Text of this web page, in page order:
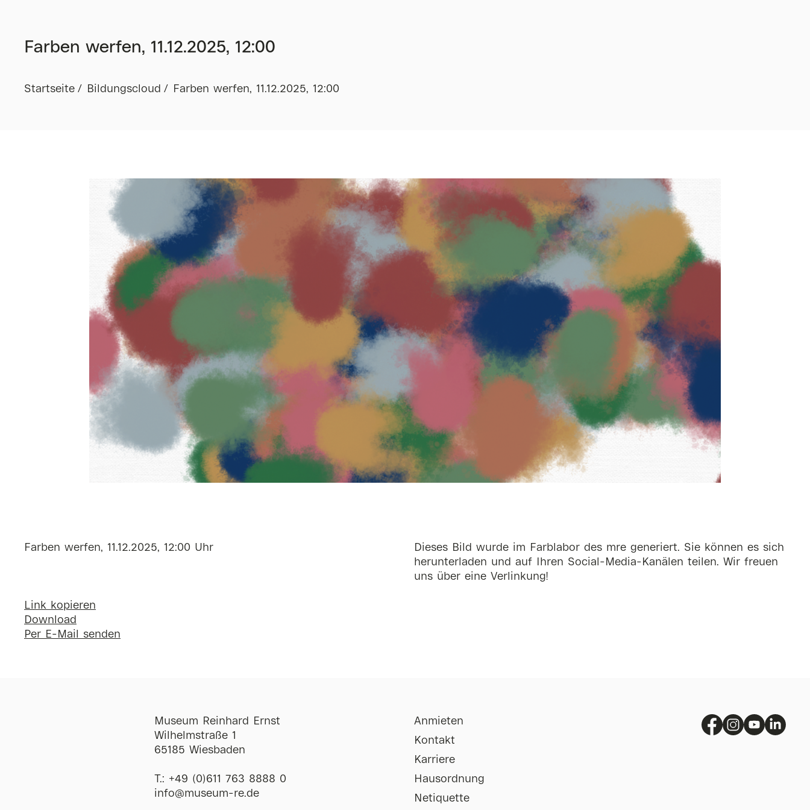
Farben werfen, 11.12.2025, 12:00
Startseite Bildungscloud Farben werfen, 11.12.2025, 12:00
Farben werfen, 11.12.2025, 12:00 Uhr
Link kopieren
Download
Per E-Mail senden
Dieses Bild wurde im Farblabor des mre generiert. Sie können es sich
herunterladen und auf Ihren Social-Media-Kanälen teilen. Wir freuen
uns über eine Verlinkung!
Museum Reinhard Ernst
Wilhelmstraße 1
65185 Wiesbaden
T.: +49 (0)611 763 8888 0
ofni@museum-re de
Anmieten
Kontakt
Karriere
Hausordnung
Netiquette